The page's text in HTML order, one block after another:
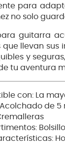
para
no solo
guitarra
llevan sus
y
tu aventura
con: La
Acolchado de 5